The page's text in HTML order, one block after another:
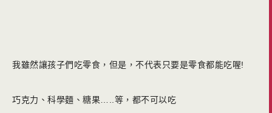
我雖然讓孩子們吃零食，但是，不代表只要是零食都能吃喔!
巧克力、科學麵、糖果…..等，都不可以吃